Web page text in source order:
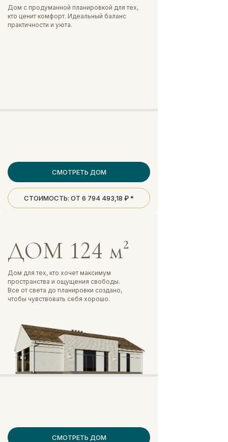
СМОТРЕТЬ ДОМ
СТОИМОСТЬ: ОТ 6 794 493,18 ₽ *
Дом с продуманной планировкой для тех,
кто ценит комфорт. Идеальный баланс
практичности и уюта.
ДОМ 124 м²
СМОТРЕТЬ ДОМ
Дом для тех, кто хочет максимум
пространства и ощущения свободы.
Все от света до планировки создано,
чтобы чувствовать себя хорошо.